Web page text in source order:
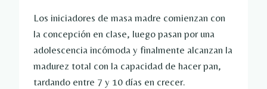
Los iniciadores de masa madre comienzan con
la concepción en clase, luego pasan por una
adolescencia incómoda y finalmente alcanzan la
madurez total con la capacidad de hacer pan,
tardando entre 7 y 10 días en crecer.